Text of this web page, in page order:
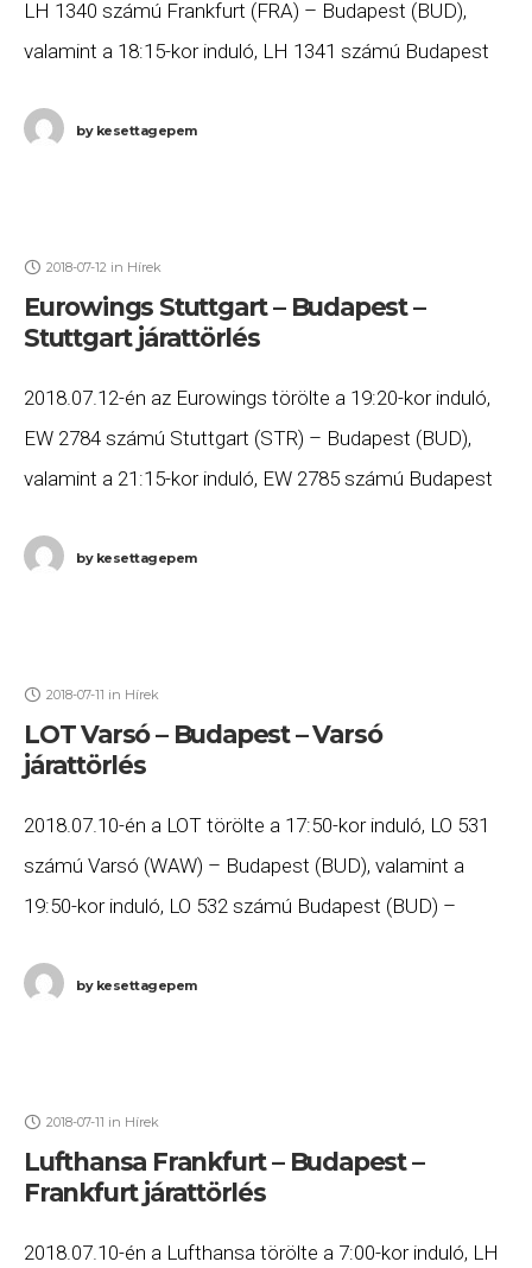
LH 1340 számú Frankfurt (FRA) – Budapest (BUD),
valamint a 18:15-kor induló, LH 1341 számú Budapest
bykesettagepem
2018-07-12 in Hírek
Eurowings Stuttgart – Budapest –
Stuttgart járattörlés
2018.07.12-én az Eurowings törölte a 19:20-kor induló,
EW 2784 számú Stuttgart (STR) – Budapest (BUD),
valamint a 21:15-kor induló, EW 2785 számú Budapest
bykesettagepem
2018-07-11 in Hírek
LOT Varsó – Budapest – Varsó
járattörlés
2018.07.10-én a LOT törölte a 17:50-kor induló, LO 531
számú Varsó (WAW) – Budapest (BUD), valamint a
19:50-kor induló, LO 532 számú Budapest (BUD) –
bykesettagepem
2018-07-11 in Hírek
Lufthansa Frankfurt – Budapest –
Frankfurt járattörlés
2018.07.10-én a Lufthansa törölte a 7:00-kor induló, LH